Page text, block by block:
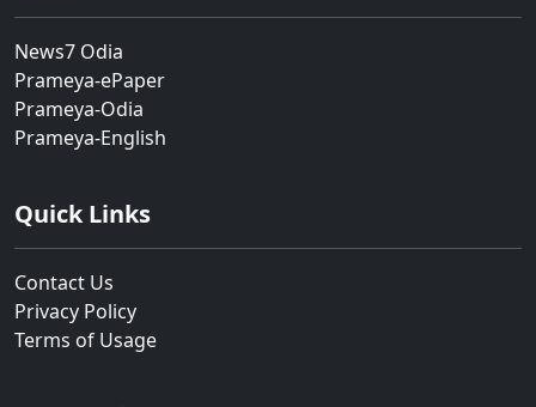
News7 Odia
Prameya-ePaper
Prameya-Odia
Prameya-English
Quick Links
Contact Us
Privacy Policy
Terms of Usage